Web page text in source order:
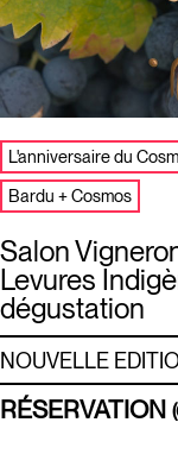
Salon
Levures
dégustation
NOUVELLE
L'anniversaire du
Bardu + Cosmos
RÉSERVATION